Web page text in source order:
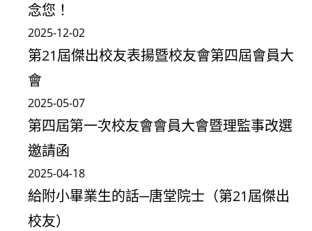
念您！
2025-12-02
第21屆傑出校友表揚暨校友會第四屆會員大
會
2025-05-07
第四屆第一次校友會會員大會暨理監事改選
邀請函
2025-04-18
給附小畢業生的話─唐堂院士（第21屆傑出
校友）